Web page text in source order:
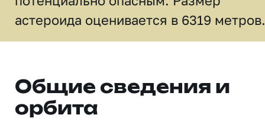
астероида оценивается в 6319 метров.
Общие сведения и
орбита